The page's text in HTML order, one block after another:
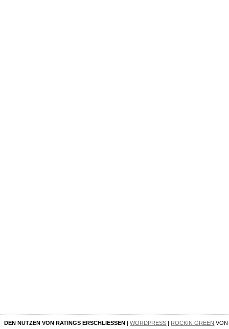
DEN NUTZEN VON RATINGS ERSCHLIESSEN |WORDPRESS | ROCKIN GREEN